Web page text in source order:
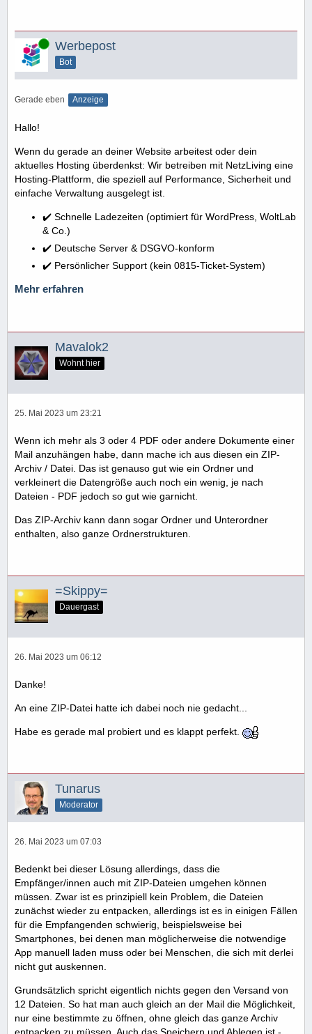
Online Werbepost
Bot
Gerade eben Anzeige
Hallo!
Wenn du gerade an deiner Website arbeitest oder dein
aktuelles Hosting überdenkst: Wir betreiben mit NetzLiving eine
Hosting-Plattform, die speziell auf Performance, Sicherheit und
einfache Verwaltung ausgelegt ist.
✔️ Schnelle Ladezeiten (optimiert für WordPress, WoltLab
& Co.)
✔️ Deutsche Server & DSGVO-konform
✔️ Persönlicher Support (kein 0815-Ticket-System)
Mehr erfahren
Mavalok2
Wohnt hier
25. Mai 2023 um 23:21
Wenn ich mehr als 3 oder 4 PDF oder andere Dokumente einer
Mail anzuhängen habe, dann mache ich aus diesen ein ZIP-
Archiv / Datei. Das ist genauso gut wie ein Ordner und
verkleinert die Datengröße auch noch ein wenig, je nach
Dateien - PDF jedoch so gut wie garnicht.
Das ZIP-Archiv kann dann sogar Ordner und Unterordner
enthalten, also ganze Ordnerstrukturen.
=Skippy=
Dauergast
26. Mai 2023 um 06:12
Danke!
An eine ZIP-Datei hatte ich dabei noch nie gedacht...
Habe es gerade mal probiert und es klappt perfekt.
Tunarus
Moderator
26. Mai 2023 um 07:03
Bedenkt bei dieser Lösung allerdings, dass die
Empfänger/innen auch mit ZIP-Dateien umgehen können
müssen. Zwar ist es prinzipiell kein Problem, die Dateien
zunächst wieder zu entpacken, allerdings ist es in einigen Fällen
für die Empfangenden schwierig, beispielsweise bei
Smartphones, bei denen man möglicherweise die notwendige
App manuell laden muss oder bei Menschen, die sich mit derlei
nicht gut auskennen.
Grundsätzlich spricht eigentlich nichts gegen den Versand von
12 Dateien. So hat man auch gleich an der Mail die Möglichkeit,
nur eine bestimmte zu öffnen, ohne gleich das ganze Archiv